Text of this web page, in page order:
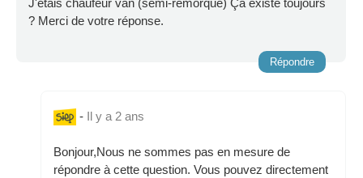
? Merci de votre réponse.
Répondre
- Il y a 2 ans
Bonjour,Nous ne sommes pas en mesure de
répondre à cette question. Vous pouvez directement